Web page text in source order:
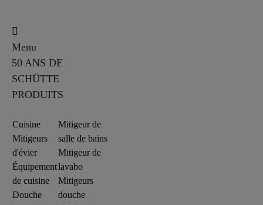
Menu
50 ANS DE
SCHÜTTE
PRODUITS
Cuisine
Mitigeurs
d'évier
Équipement
de cuisine
Douche
Mitigeur de
salle de bains
Mitigeur de
lavabo
Mitigeurs
douche